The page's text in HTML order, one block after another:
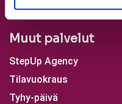
Muodostelmat
Muut palvelut
StepUp Agency
Tilavuokraus
Tyhy-päivä